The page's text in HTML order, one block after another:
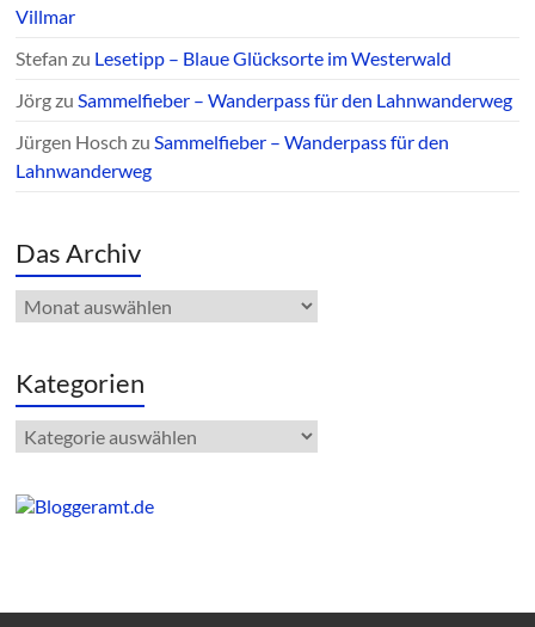
Villmar
Stefan zu Lesetipp – Blaue Glücksorte im Westerwald
Jörgzu Sammelfieber – Wanderpass für den Lahnwanderweg
Jürgen Hosch zu Sammelfieber – Wanderpass für den
Lahnwanderweg
Das Archiv
Das
Archiv
Kategorien
Kategorien